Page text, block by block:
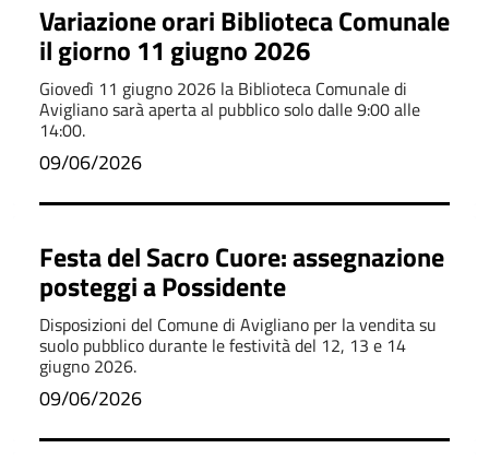
Variazione orari Biblioteca Comunale
il giorno 11 giugno 2026
Giovedì 11 giugno 2026 la Biblioteca Comunale di
Avigliano sarà aperta al pubblico solo dalle 9:00 alle
14:00.
09/06/2026
Festa del Sacro Cuore: assegnazione
posteggi a Possidente
Disposizioni del Comune di Avigliano per la vendita su
suolo pubblico durante le festività del 12, 13 e 14
giugno 2026.
09/06/2026